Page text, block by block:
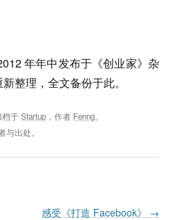
年年中发布于《创业家》杂
整理，全文备份于此。
档于Startup ，作者 Fenng。
出处。
感受《打造 Facebook》 →